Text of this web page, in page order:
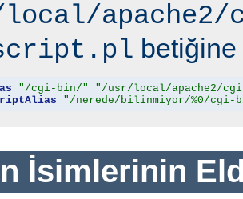
apache2/
"/cgi-bin/"
"/usr/local/apache2/
"/nerede/bilinmiyor/%0/cgi-
İsimlerinin